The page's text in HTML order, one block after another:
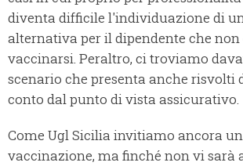
diventa difficile l'individuazione di
alternativa per il dipendente che non
vaccinarsi. Peraltro, ci troviamo
scenario che presenta anche risvolti
conto dal punto di vista assicurativo.
Come Ugl Sicilia invitiamo ancora
vaccinazione, ma finché non vi sarà